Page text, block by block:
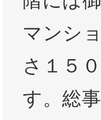
マンシ
さ１５
す。総